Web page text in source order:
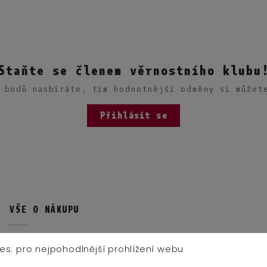
se členem věrnostního klubu!
bodů nasbíráte, tím hodnotnější odměny si
Přihlásit se
VŠE O NÁKUPU
Proč zde nakupovat
pro nejpohodlnější prohlížení webu